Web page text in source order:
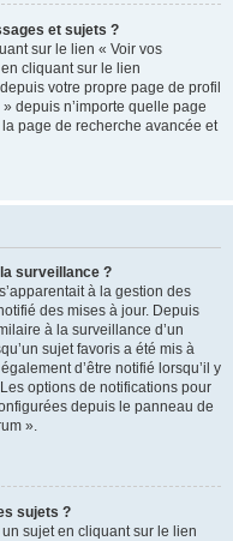
et sujets ?
sur le lien « Voir vos
cliquant sur le lien
votre propre page de profil
depuis n’importe quelle page
page de recherche avancée et
surveillance ?
à la gestion des
des mises à jour. Depuis
à la surveillance d’un
sujet favoris a été mis à
d’être notifié lorsqu’il y
options de notifications pour
depuis le panneau de
».
sujets ?
sujet en cliquant sur le lien